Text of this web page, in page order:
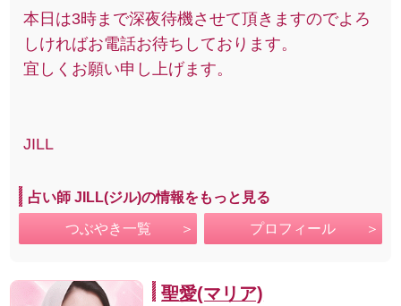
本日は3時まで深夜待機させて頂きますのでよろ
しければお電話お待ちしております。
宜しくお願い申し上げます。
JILL
占い師 JILL(ジル)の情報をもっと見る
つぶやき一覧 プロフィール
聖愛(マリア)